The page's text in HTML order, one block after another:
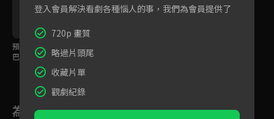
預告｜周渝民✕迪麗熱
巴主演，共譜一段橫跨
百年的生死之戀
為您推薦
登入會員解決看劇各種惱人的事，我們為會員提供了
720p 畫質
略過片頭尾
收藏片單
觀劇紀錄